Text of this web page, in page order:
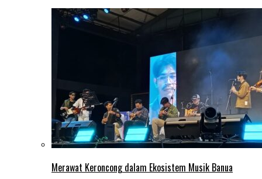
Merawat Keroncong dalam Ekosistem Musik Banua